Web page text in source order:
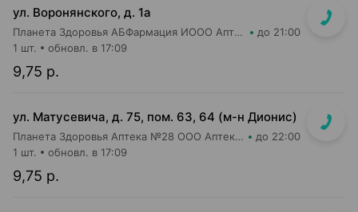
ул. Воронянского, д. 1а
Планета Здоровья АБФармация ИООО Аптека №15 до 21:00
9,75 р.
1 шт. обновл. в 17:09
ул. Матусевича, д. 75, пом. 63, 64 (м-н Дионис)
Планета Здоровья Аптека №28 ООО Аптека №4 до 22:00
9,75 р.
1 шт. обновл. в 17:09